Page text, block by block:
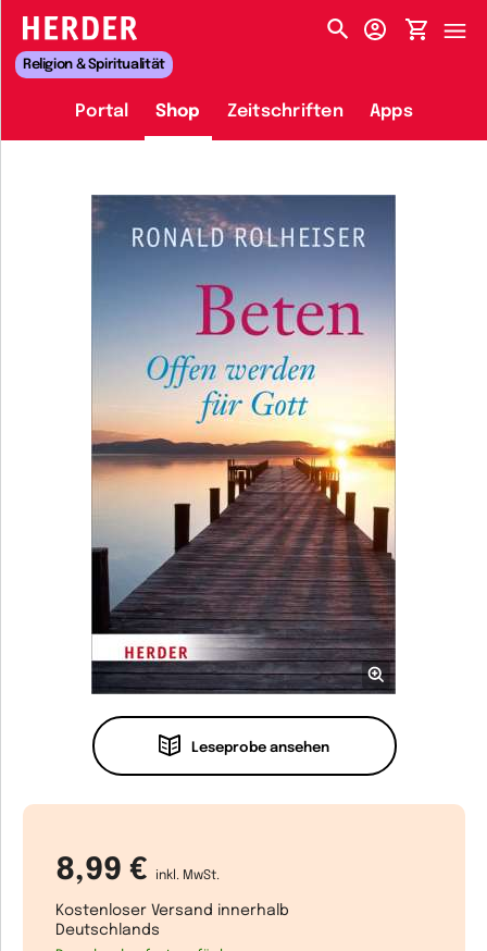
HERDER-MENÜ
Religion & Spiritualität
Portal Shop Zeitschriften Apps
Leseprobe ansehen
8,99 € inkl. MwSt.
Kostenloser Versand innerhalb
Deutschlands